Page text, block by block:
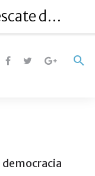
Del Lamborghini al rescate de la democracia venezolana